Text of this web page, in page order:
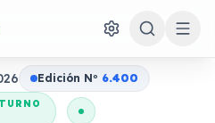
Edición No 6.400